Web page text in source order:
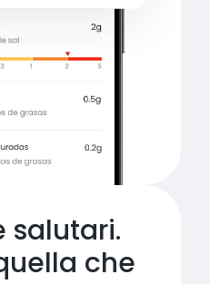
salutari.
che